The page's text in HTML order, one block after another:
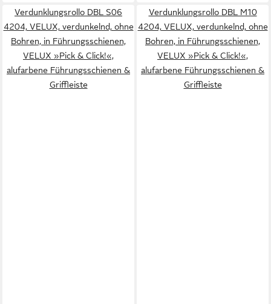
Verdunklungsrollo DBL S06
4204, VELUX, verdunkelnd, ohne
Bohren, in Führungsschienen,
VELUX »Pick & Click!«,
alufarbene Führungsschienen &
Griffleiste
Verdunklungsrollo DBL M10
4204, VELUX, verdunkelnd, ohne
Bohren, in Führungsschienen,
VELUX »Pick & Click!«,
alufarbene Führungsschienen &
Griffleiste